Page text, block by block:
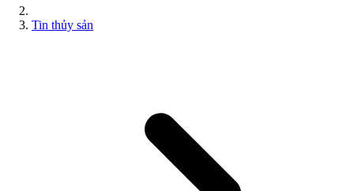
Tin thủy sản